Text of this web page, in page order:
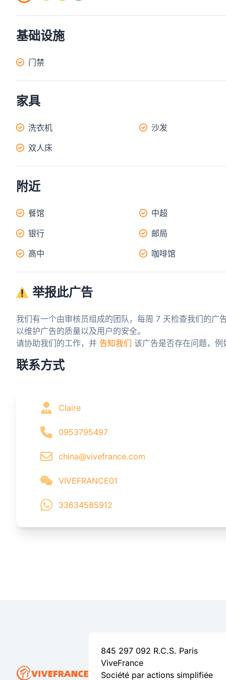
基础设施
门禁
家具
洗衣机
沙发
双人床
附近
餐馆
中超
银行
邮局
高中
咖啡馆
举报此广告
我们有一个由审核员组成的团队，每周 7 天检查我们的广
以维护广告的质量以及用户的安全。
请协助我们的工作，并 告知我们 该广告是否存在问题，例
联系方式
Claire
0953795497
china@vivefrance.com
VIVEFRANCE01
33634585912
845 297 092 R.C.S. Paris
ViveFrance
Société par actions simplifiée